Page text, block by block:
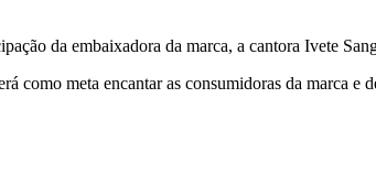
da embaixadora da marca, a cantora Ivete
como meta encantar as consumidoras da marca e